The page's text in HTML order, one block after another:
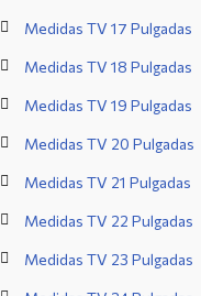
Medidas TV 17 Pulgadas
Medidas TV 18 Pulgadas
Medidas TV 19 Pulgadas
Medidas TV 20 Pulgadas
Medidas TV 21 Pulgadas
Medidas TV 22 Pulgadas
Medidas TV 23 Pulgadas